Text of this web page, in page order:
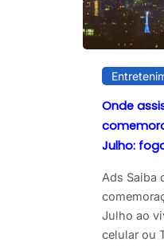
Onde
Julho:
Ads Saiba
Julho ao
celular ou